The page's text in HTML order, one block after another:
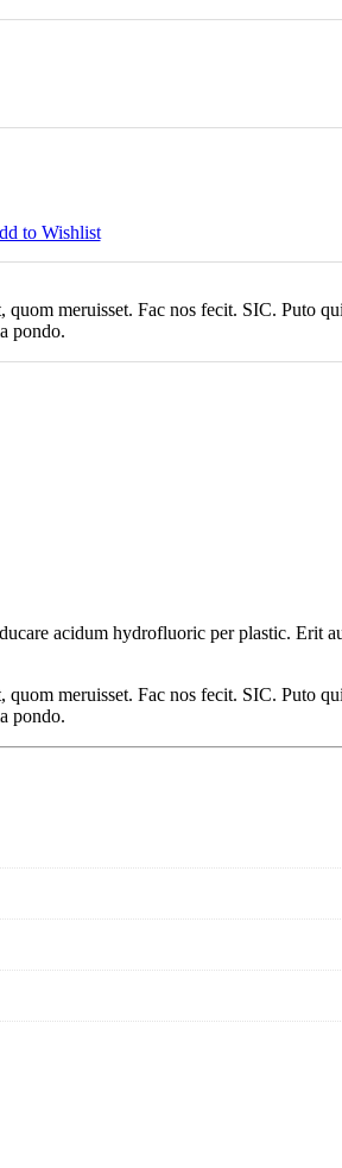
to Wishlist
meruisset. Fac nos fecit. SIC. Puto
pondo.
acidum hydrofluoric per plastic. Erit
meruisset. Fac nos fecit. SIC. Puto
pondo.